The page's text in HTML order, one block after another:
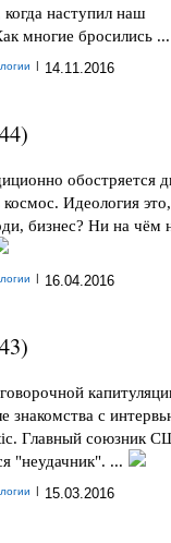
наступил наш
многие бросились ...
| 14.11.2016
обостряется
Идеология это,
бизнес? Ни на чём
| 16.04.2016
знакомства с
Главный союзник
"неудачник". ...
| 15.03.2016